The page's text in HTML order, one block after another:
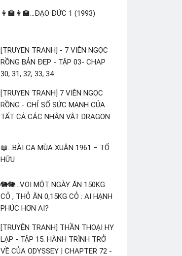
👩‍🏫👩‍🏫...ĐẠO ĐỨC 1 (1993)
[TRUYEN TRANH] - 7 VIÊN NGỌC
RỒNG BẢN ĐẸP - TẬP 03- CHAP
30, 31, 32, 33, 34
[TRUYEN TRANH] 7 VIÊN NGỌC
RỒNG - CHỈ SỐ SỨC MẠNH CỦA
TẤT CẢ CÁC NHÂN VẬT DRAGON
📖...BÀI CA MÙA XUÂN 1961 – TỐ
HỮU
🐘🐘...VOI MỘT NGÀY ĂN 150KG
CỎ , THỎ ĂN 0,15KG CỎ : AI HẠNH
PHÚC HƠN AI?
[TRUYỆN TRANH] THẦN THOẠI HY
LẠP - TẬP 15: HÀNH TRÌNH TRỞ
VỀ CỦA ODYSSEY | CHAPTER 72 -